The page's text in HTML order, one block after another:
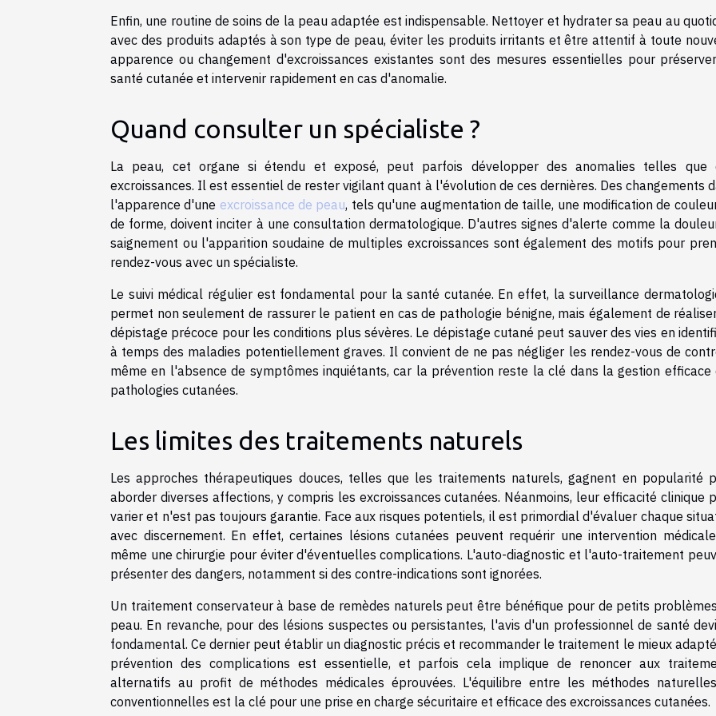
Enfin, une routine de soins de la peau adaptée est indispensable. Nettoyer et hydrater sa peau au
avec des produits adaptés à son type de peau, éviter les produits irritants et être attentif à toute
apparence ou changement d'excroissances existantes sont des mesures essentielles pour
santé cutanée et intervenir rapidement en cas d'anomalie.
Quand consulter un spécialiste ?
La peau, cet organe si étendu et exposé, peut parfois développer des anomalies telles que
excroissances. Il est essentiel de rester vigilant quant à l'évolution de ces dernières. Des changements
l'apparence d'une excroissance de peau, tels qu'une augmentation de taille, une modification de
de forme, doivent inciter à une consultation dermatologique. D'autres signes d'alerte comme la
saignement ou l'apparition soudaine de multiples excroissances sont également des motifs pour
rendez-vous avec un spécialiste.
Le suivi médical régulier est fondamental pour la santé cutanée. En effet, la surveillance
permet non seulement de rassurer le patient en cas de pathologie bénigne, mais également de
dépistage précoce pour les conditions plus sévères. Le dépistage cutané peut sauver des vies en
à temps des maladies potentiellement graves. Il convient de ne pas négliger les rendez-vous de
même en l'absence de symptômes inquiétants, car la prévention reste la clé dans la gestion efficace
pathologies cutanées.
Les limites des traitements naturels
Les approches thérapeutiques douces, telles que les traitements naturels, gagnent en popularité
aborder diverses affections, y compris les excroissances cutanées. Néanmoins, leur efficacité clinique
varier et n'est pas toujours garantie. Face aux risques potentiels, il est primordial d'évaluer chaque
avec discernement. En effet, certaines lésions cutanées peuvent requérir une intervention
même une chirurgie pour éviter d'éventuelles complications. L'auto-diagnostic et l'auto-traitement
présenter des dangers, notamment si des contre-indications sont ignorées.
Un traitement conservateur à base de remèdes naturels peut être bénéfique pour de petits
peau. En revanche, pour des lésions suspectes ou persistantes, l'avis d'un professionnel de santé
fondamental. Ce dernier peut établir un diagnostic précis et recommander le traitement le mieux
prévention des complications est essentielle, et parfois cela implique de renoncer aux
alternatifs au profit de méthodes médicales éprouvées. L'équilibre entre les méthodes
conventionnelles est la clé pour une prise en charge sécuritaire et efficace des excroissances cutanées.